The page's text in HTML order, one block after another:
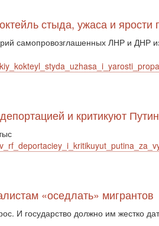
стыда, ужаса и
самопровозглашенных ЛНР и ДНР
и критикуют
«оседлать» мигрантов
И государство должно им жестко